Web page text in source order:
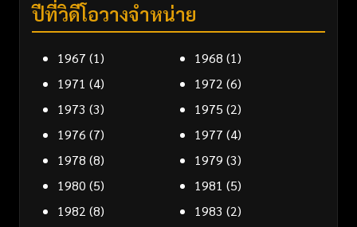
ปีที่วิดีโอวางจำหน่าย
1967 (1) 1968 (1)
1971 (4) 1972 (6)
1973 (3) 1975 (2)
1976 (7) 1977 (4)
1978 (8) 1979 (3)
1980 (5) 1981 (5)
1982 (8) 1983 (2)